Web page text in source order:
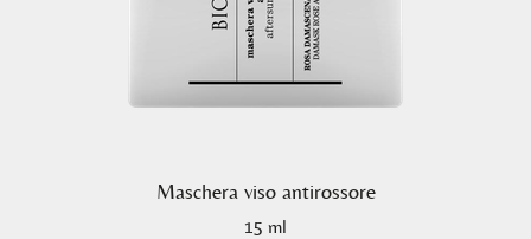
Maschera viso antirossore
15 ml